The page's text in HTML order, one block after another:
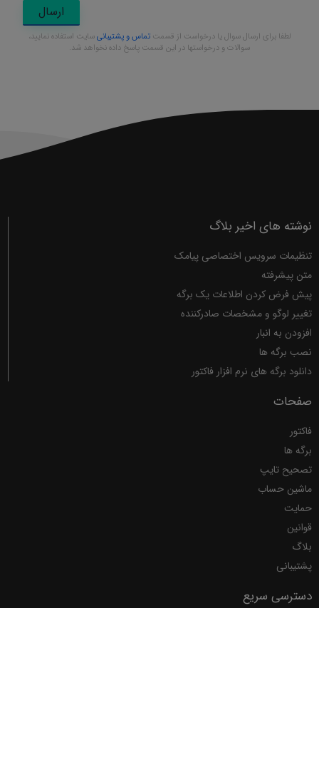
ارسال
لطفا برای ارسال سوال یا درخواست از قسمتتماس و پشتیبانیسایت استفاده نمایید،
سوالات و درخواستها در این قسمت پاسخ داده نخواهد شد.
نوشته های اخیر بلاگ
تنظیمات سرویس اختصاصی پیامک
متن پیشرفته
پیش فرض کردن اطلاعات یک برگه
تغییر لوگو و مشخصات صادرکننده
افزودن به انبار
نصب برگه ها
دانلود برگه های نرم افزار فاکتور
صفحات
فاکتور
برگه ها
تصحیح تایپ
ماشین حساب
حمایت
قوانین
بلاگ
پشتیبانی
دسترسی سریع